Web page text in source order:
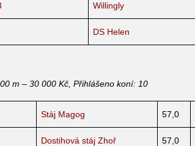
Willingly
DS Helen
m – 30 000 Kč, Přihlášeno koní: 10
Stáj Magog 57,0
Dostihová stáj Zhoř 57,0